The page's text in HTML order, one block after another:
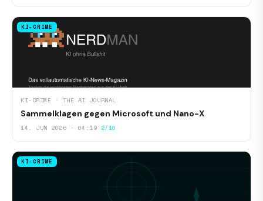
KI-CRIME
KI-CRIME · THE AI JOURNAL
Sammelklagen gegen Microsoft und Nano-X
14. JUN 2026 · 04:19 2/10
KI-CRIME